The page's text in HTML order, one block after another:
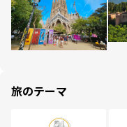
旅のテーマ